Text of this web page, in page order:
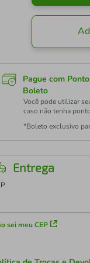
Pague com
Boleto
Você pode utilizar
caso não tenha
*Boleto exclusivo
Entrega
sei meu CEP